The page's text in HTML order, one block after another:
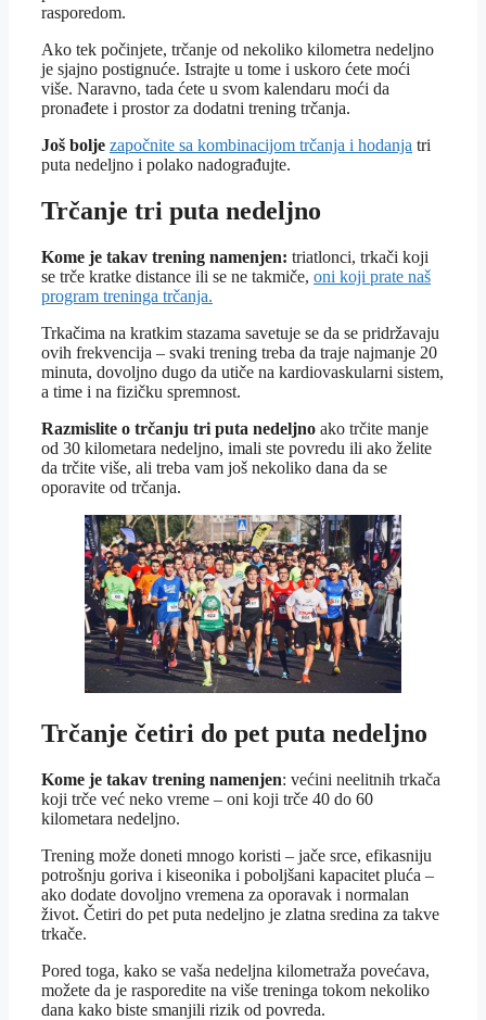
rasporedom.
Ako tek počinjete, trčanje od nekoliko kilometra nedeljno
je sjajno postignuće. Istrajte u tome i uskoro ćete moći
više. Naravno, tada ćete u svom kalendaru moći da
pronađete i prostor za dodatni trening trčanja.
Još bolje započnite sa kombinacijom trčanja i hodanja tri
puta nedeljno i polako nadograđujte.
Trčanje tri puta nedeljno
Kome je takav trening namenjen: triatlonci, trkači koji
se trče kratke distance ili se ne takmiče, oni koji prate naš
program treninga trčanja.
Trkačima na kratkim stazama savetuje se da se pridržavaju
ovih frekvencija – svaki trening treba da traje najmanje 20
minuta, dovoljno dugo da utiče na kardiovaskularni sistem,
a time i na fizičku spremnost.
Razmislite o trčanju tri puta nedeljno ako trčite manje
od 30 kilometara nedeljno, imali ste povredu ili ako želite
da trčite više, ali treba vam još nekoliko dana da se
oporavite od trčanja.
Trčanje četiri do pet puta nedeljno
Kome je takav trening namenjen: većini neelitnih trkača
koji trče već neko vreme – oni koji trče 40 do 60
kilometara nedeljno.
Trening može doneti mnogo koristi – jače srce, efikasniju
potrošnju goriva i kiseonika i poboljšani kapacitet pluća –
ako dodate dovoljno vremena za oporavak i normalan
život. Četiri do pet puta nedeljno je zlatna sredina za takve
trkače.
Pored toga, kako se vaša nedeljna kilometraža povećava,
možete da je rasporedite na više treninga tokom nekoliko
dana kako biste smanjili rizik od povreda.